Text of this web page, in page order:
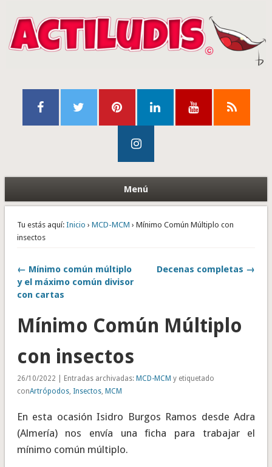
Menú
Tu estás aquí: Inicio › MCD-MCM › Mínimo Común Múltiplo con
insectos
← Mínimo común múltiplo
y el máximo común divisor
con cartas
Decenas completas →
Mínimo Común Múltiplo
con insectos
26/10/2022 | Entradas archivadas: MCD-MCM y etiquetado
conArtrópodos, Insectos, MCM
En esta ocasión Isidro Burgos Ramos desde Adra
(Almería) nos envía una ficha para trabajar el
mínimo común múltiplo.